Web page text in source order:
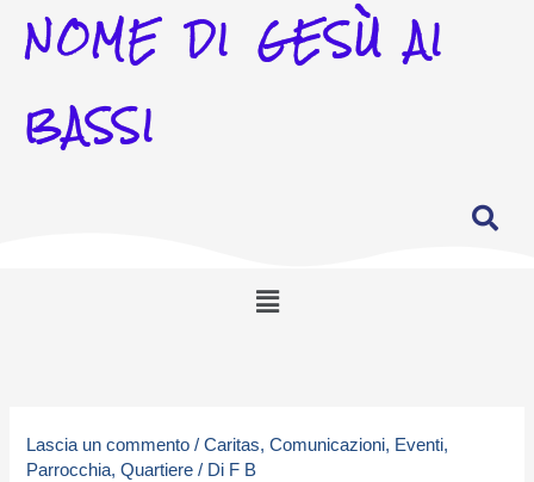
NOME DI GESÙ AI
BASSI
Menu
Lascia un commento /Caritas,Comunicazioni, Eventi,
Parrocchia,Quartiere / Di F B